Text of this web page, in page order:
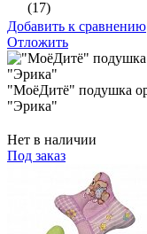
(17)
Добавить к сравнению
Отложить
"МоёДитё" подушка
"Эрика"
Нет в наличии
Под заказ